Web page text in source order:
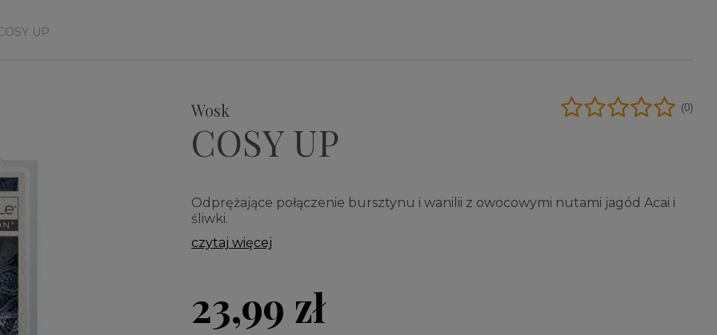
UP
Wosk
COSY UP
(0)
Odprężające połączenie bursztynu i wanilii z owocowymi nutami jagód Acai i
śliwki.
czytaj więcej
23,99 zł